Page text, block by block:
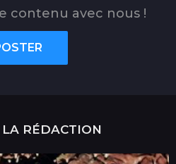
contenu avec nous !
RÉDACTION